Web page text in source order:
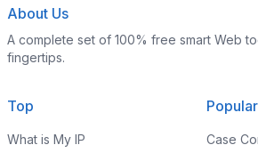
About Us
A complete set of 100% free smart Web
fingertips.
Top
What is My IP
Popular
Case